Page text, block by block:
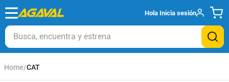
Hola Inicia sesión
Busca, encuentra y estrena
CAT